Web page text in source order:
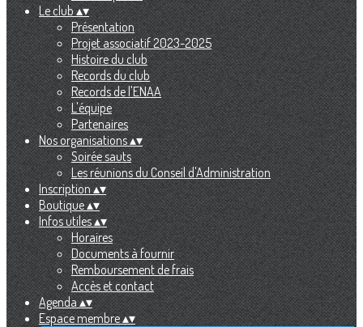
Le club▴▾
Présentation
Projet associatif 2023-2025
Histoire du club
Records du club
Records de l'ENAA
L'équipe
Partenaires
Nos organisations▴▾
Soirée sauts
Les réunions du Conseil d'Administration
Inscription▴▾
Boutique▴▾
Infos utiles▴▾
Horaires
Documents à fournir
Remboursement de frais
Accès et contact
Agenda▴▾
Espace membre▴▾